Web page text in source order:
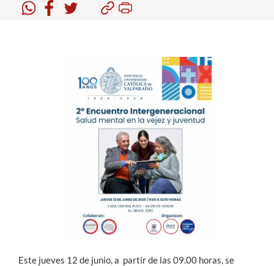
Este jueves 12 de junio, a partir de las 09.00 horas, se